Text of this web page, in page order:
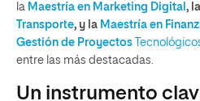
la Maestría en Marketing Digital , la
Transporte, y la Maestría en
Gestión de Proyectos
entre las más destacadas.
Un instrumento